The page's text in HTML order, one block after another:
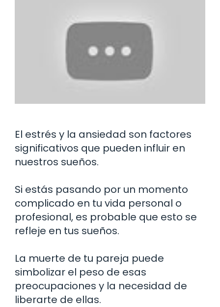
El estrés y la ansiedad son factores
significativos que pueden influir en
nuestros sueños.
Si estás pasando por un momento
complicado en tu vida personal o
profesional, es probable que esto se
refleje en tus sueños.
La muerte de tu pareja puede
simbolizar el peso de esas
preocupaciones y la necesidad de
liberarte de ellas.